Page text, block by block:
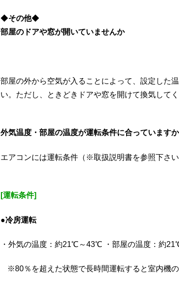
◆その他◆
部屋のドアや窓が開いていませんか
部屋の外から空気が入ることによって、設定した
い。ただし、ときどきドアや窓を開けて換気してく
外気温度・部屋の温度が運転条件に合っていますか
エアコンには運転条件（※取扱説明書を参照下さ
[運転条件]
●冷房運転
・外気の温度：約21℃～43℃ ・部屋の温度：約
※80％を超えた状態で長時間運転すると室内機